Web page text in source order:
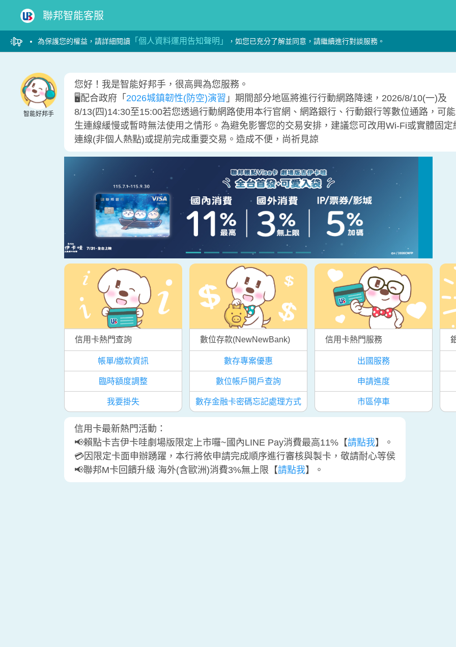
聯邦智能客服
為保護您的權益，請詳細閱讀 「個人資料運用告知聲明」 ，如您已充分了解並同意，請繼續進行對談服務。
智能好邦手
您好！我是智能好邦手，很高興為您服務。
🖥️配合政府「 2026城鎮韌性(防空)演習 」期間部分地區將進行行動網路降速，2026/8/10(一)及
8/13(四)14:30至15:00若您透過行動網路使用本行官網、網路銀行、行動銀行等數位通路，可
生連線緩慢或暫時無法使用之情形。為避免影響您的交易安排，建議您可改用Wi-Fi或實體固定
連線(非個人熱點)或提前完成重要交易。造成不便，尚祈見諒
信用卡熱門查詢
帳單/繳款資訊
臨時額度調整
我要掛失
數位存款(NewNewBank)
數存專案優惠
數位帳戶開戶查詢
數存金融卡密碼忘記處理方式
信用卡熱門服務
出國服務
申請進度
市區停車
信用卡最新熱門活動：
📢賴點卡吉伊卡哇劇場版限定上市囉~國內LINE Pay消費最高11%【請點我】。
💳因限定卡面申辦踴躍，本行將依申請完成順序進行審核與製卡，敬請耐心等侯
📢聯邦M卡回饋升級 海外(含歐洲)消費3%無上限【請點我】。